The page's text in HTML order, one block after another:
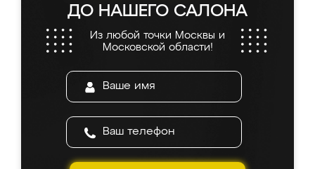
ДО НАШЕГО САЛОНА
Из любой точки Москвы и
Московской области!